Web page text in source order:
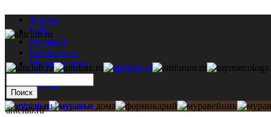
Форум
ЧаВо
Муравьи
Библиотека
Муравьи дома
Мастерская
Каталог
antclub.ru